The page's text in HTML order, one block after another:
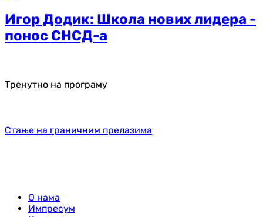
Игор Додик: Школа нових лидера -
понос СНСД-а
Тренутно на програму
Стање на граничним прелазима
О нама
Импресум